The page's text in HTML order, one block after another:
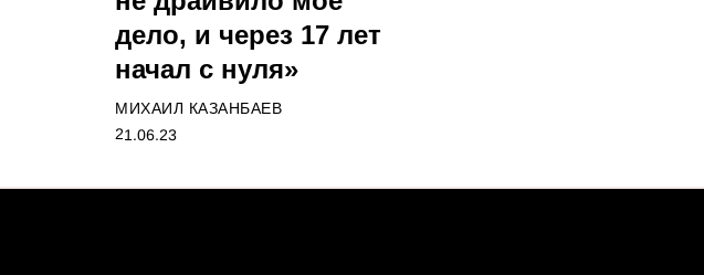
дело, и через 17 лет
начал с нуля»
МИХАИЛ КАЗАНБАЕВ
21.06.23